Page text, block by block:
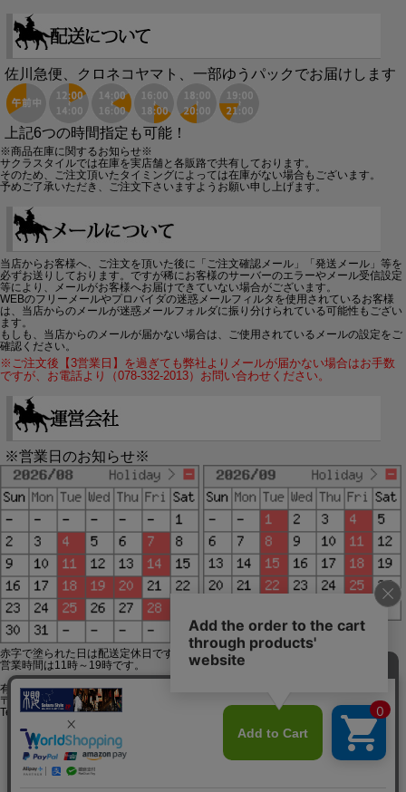
佐川急便、クロネコヤマト、一部ゆうパックでお届けします
上記6つの時間指定も可能！
※商品在庫に関するお知らせ※
サクラスタイルでは在庫を実店舗と各販路で共有しております。
そのため、ご注文頂いたタイミングによっては在庫がない場合もございます。
予めご了承いただき、ご注文下さいますようお願い申し上げます。
当店からお客様へ、ご注文を頂いた後に「ご注文確認メール」「発送メール」等を
必ずお送りしております。ですが稀にお客様のサーバーのエラーやメール受信設定
等により、メールがお客様へお届けできていない場合がございます。
WEBのフリーメールやプロバイダの迷惑メールフィルタを使用されているお客様
は、当店からのメールが迷惑メールフォルダに振り分けられている可能性もござい
ます。
もしも、当店からのメールが届かない場合は、ご使用されているメールの設定をご
確認ください。
※ご注文後【3営業日】を過ぎても弊社よりメールが届かない場合はお手数
ですが、お電話より（078-332-2013）お問い合わせください。
※営業日のお知らせ※
赤字で塗られた日は配送定休日です。
営業時間は11時～19時です。
有限会社ジップジップ SakuraStyle通販事業部
〒650-0021 神戸市中央区三宮町3-9-19イトウビル1,4F
Tel:078-332-2013 FAX:078-333-6644
SSL/TLSとは?